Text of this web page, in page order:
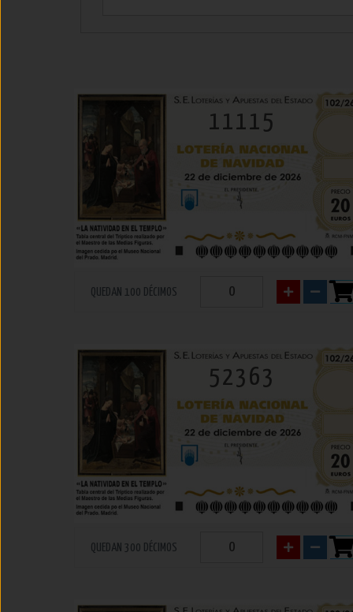
11115
QUEDAN 100 DÉCIMOS
52363
QUEDAN 300 DÉCIMOS